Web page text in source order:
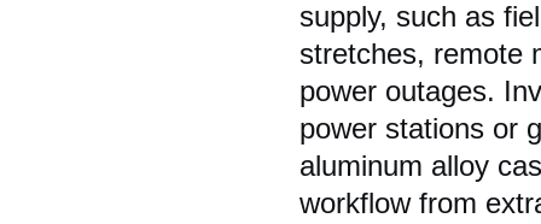
supply, such as
stretches, remote
power outages.
power stations or
aluminum alloy
workflow from